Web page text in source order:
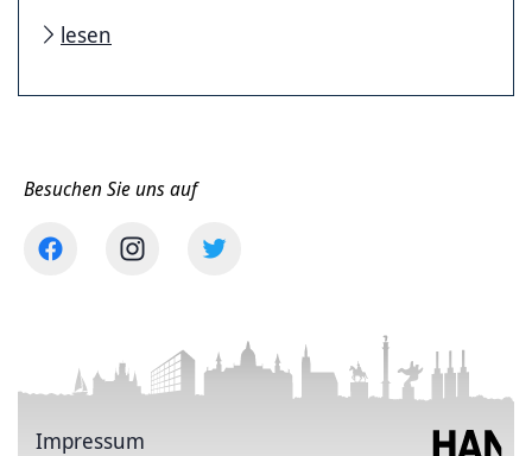
lesen
Besuchen Sie uns auf
Impressum